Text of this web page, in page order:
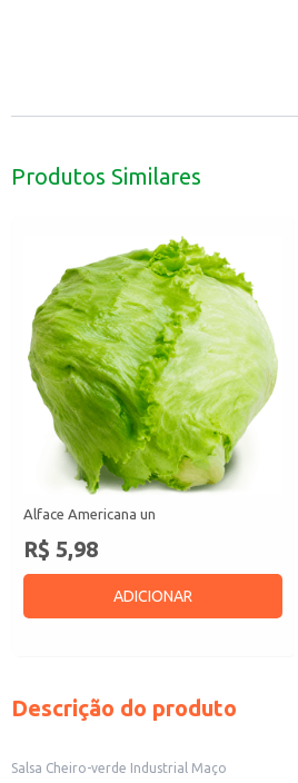
Produtos Similares
Alface Americana un
R$ 5,98
ADICIONAR
Descrição do produto
Salsa Cheiro-verde Industrial Maço